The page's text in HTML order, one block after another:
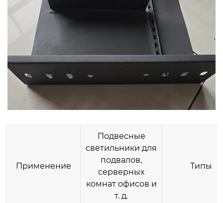
Применение
Подвесные
светильники для
подвалов,
серверных
комнат офисов и
т. д.
Типы